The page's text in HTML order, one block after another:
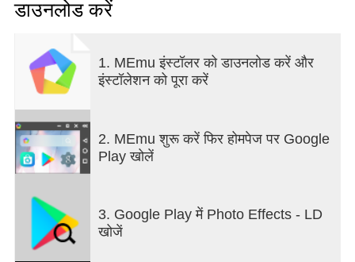
effects, and presets for color grading, this is the
app for you. Take your content to the next level
today.
https://www.lensdistortions.com/terms-of-service
Privacy Policy:
https://www.lensdistortions.com/privacy-policy
डाउनलोड करें
1. MEmu इंस्टॉलर को डाउनलोड करें और
इंस्टॉलेशन को पूरा करें
2. MEmu शुरू करें फिर होमपेज पर Google
Play खोलें
3. Google Play में Photo Effects - LD
खोजें